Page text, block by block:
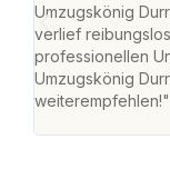
Umzugskönig
verlief
professionellen
Umzugskönig
weiterempfehlen!"